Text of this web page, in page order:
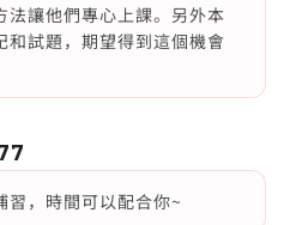
法讓他們專心上課。另外本
和試題，期望得到這個機會
習，時間可以配合你~